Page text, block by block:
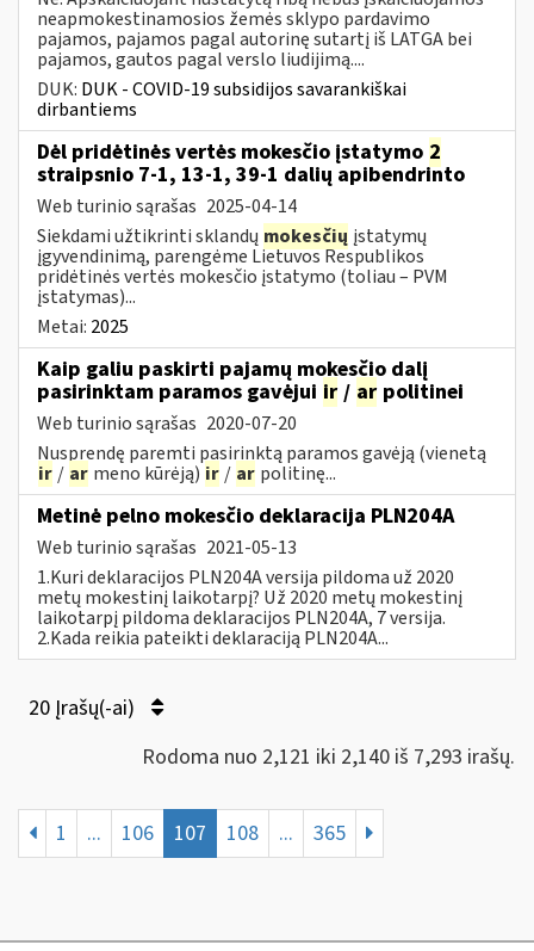
neapmokestinamosios žemės sklypo pardavimo
pajamos, pajamos pagal autorinę sutartį iš LATGA bei
pajamos, gautos pagal verslo liudijimą....
DUK: DUK - COVID-19 subsidijos savarankiškai
dirbantiems
Dėl pridėtinės vertės mokesčio įstatymo 2
straipsnio 7-1, 13-1, 39-1 dalių apibendrinto
Web turinio sąrašas 2025-04-14
Siekdami užtikrinti sklandų mokesčių įstatymų
įgyvendinimą, parengėme Lietuvos Respublikos
pridėtinės vertės mokesčio įstatymo (toliau – PVM
įstatymas)...
Metai: 2025
Kaip galiu paskirti pajamų mokesčio dalį
pasirinktam paramos gavėjui ir / ar politinei
Web turinio sąrašas 2020-07-20
Nusprendę paremti pasirinktą paramos gavėją (vienetą
ir / ar meno kūrėją) ir / ar politinę...
Metinė pelno mokesčio deklaracija PLN204A
Web turinio sąrašas 2021-05-13
1.Kuri deklaracijos PLN204A versija pildoma už 2020
metų mokestinį laikotarpį? Už 2020 metų mokestinį
laikotarpį pildoma deklaracijos PLN204A, 7 versija.
2.Kada reikia pateikti deklaraciją PLN204A...
20 Įrašų(-ai)
Rodoma nuo 2,121 iki 2,140 iš 7,293 irašų.
1 ... 106 107 108 ... 365